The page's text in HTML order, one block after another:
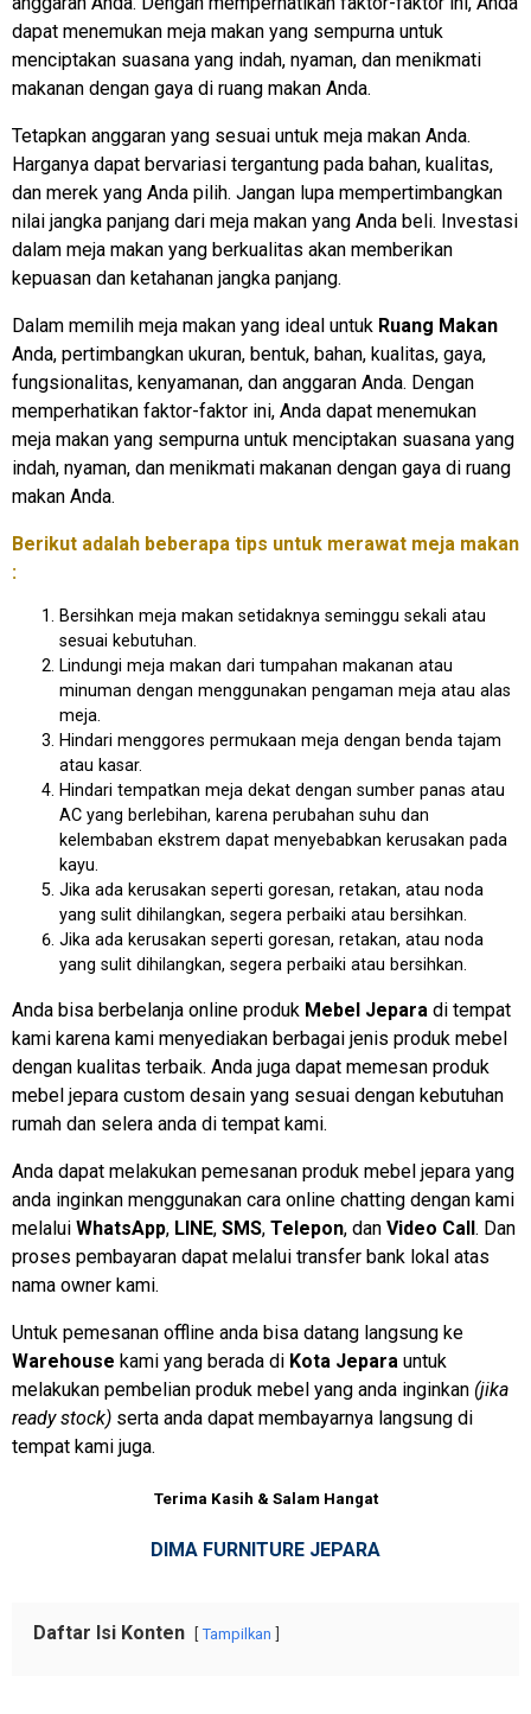
dapat menemukan meja makan yang sempurna untuk
menciptakan suasana yang indah, nyaman, dan menikmati
makanan dengan gaya di ruang makan Anda.
Tetapkan anggaran yang sesuai untuk meja makan Anda.
Harganya dapat bervariasi tergantung pada bahan, kualitas,
dan merek yang Anda pilih. Jangan lupa mempertimbangkan
nilai jangka panjang dari meja makan yang Anda beli. Investasi
dalam meja makan yang berkualitas akan memberikan
kepuasan dan ketahanan jangka panjang.
Dalam memilih meja makan yang ideal untuk Ruang Makan
Anda, pertimbangkan ukuran, bentuk, bahan, kualitas, gaya,
fungsionalitas, kenyamanan, dan anggaran Anda. Dengan
memperhatikan faktor-faktor ini, Anda dapat menemukan
meja makan yang sempurna untuk menciptakan suasana yang
indah, nyaman, dan menikmati makanan dengan gaya di ruang
makan Anda.
Berikut adalah beberapa tips untuk merawat meja makan
:
Bersihkan meja makan setidaknya seminggu sekali atau
sesuai kebutuhan.
Lindungi meja makan dari tumpahan makanan atau
minuman dengan menggunakan pengaman meja atau alas
meja.
Hindari menggores permukaan meja dengan benda tajam
atau kasar.
Hindari tempatkan meja dekat dengan sumber panas atau
AC yang berlebihan, karena perubahan suhu dan
kelembaban ekstrem dapat menyebabkan kerusakan pada
kayu.
Jika ada kerusakan seperti goresan, retakan, atau noda
yang sulit dihilangkan, segera perbaiki atau bersihkan.
Jika ada kerusakan seperti goresan, retakan, atau noda
yang sulit dihilangkan, segera perbaiki atau bersihkan.
Anda bisa berbelanja online produk Mebel Jepara di tempat
kami karena kami menyediakan berbagai jenis produk mebel
dengan kualitas terbaik. Anda juga dapat memesan produk
mebel jepara custom desain yang sesuai dengan kebutuhan
rumah dan selera anda di tempat kami.
Anda dapat melakukan pemesanan produk mebel jepara yang
anda inginkan menggunakan cara online chatting dengan kami
melalui WhatsApp, LINE, SMS, Telepon, dan Video Call. Dan
proses pembayaran dapat melalui transfer bank lokal atas
nama owner kami.
Untuk pemesanan offline anda bisa datang langsung ke
Warehouse kami yang berada di Kota Jepara untuk
melakukan pembelian produk mebel yang anda inginkan (jika
ready stock) serta anda dapat membayarnya langsung di
tempat kami juga.
Terima Kasih & Salam Hangat
DIMA FURNITURE JEPARA
Daftar Isi Konten Tampilkan